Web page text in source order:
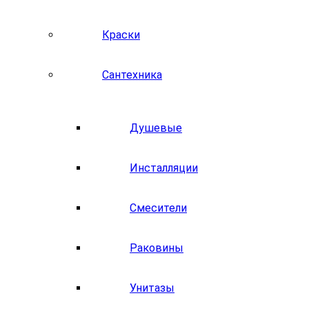
Краски
Сантехника
Душевые
Инсталляции
Смесители
Раковины
Унитазы